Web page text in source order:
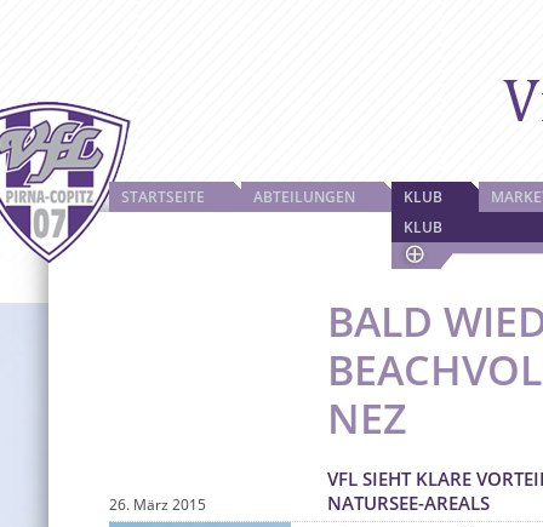
STARTSEITE ABTEILUNGEN
KLUB
KLUB
BALD
NEZ
VFL SIEHT KLARE
NATURSEE-AREALS
26. März 2015